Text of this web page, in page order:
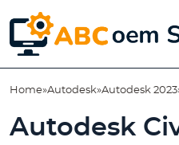
Home»Autodesk»Autodesk 2023
Autodesk